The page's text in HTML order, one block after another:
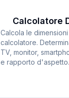
Calcolatore
Calcola le
calcolatore.
TV, monitor,
e rapporto d'aspetto.